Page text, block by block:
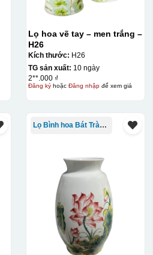
Lọ hoa vẽ tay – men trắng –
H26
Kích thước: H26
TG sản xuất: 10 ngày
2**.000 ₫
Đăng kýhoặc Đăng nhậpđể xem giá
Lọ Bình hoa Bát Tràng in logo